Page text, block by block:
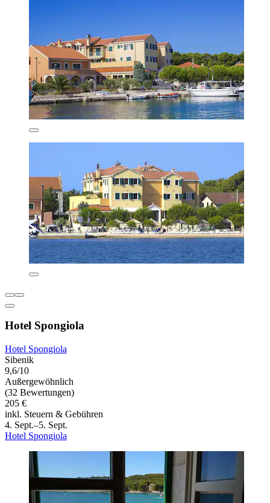
Hotel Spongiola
Hotel Spongiola
Sibenik
9,6/10
Außergewöhnlich
(32 Bewertungen)
205 €
inkl. Steuern & Gebühren
4. Sept.–5. Sept.
Hotel Spongiola